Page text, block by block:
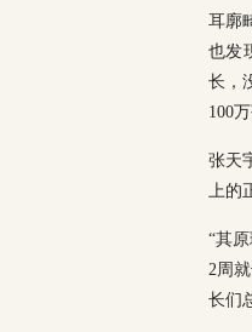
耳廓
也发
长，
100
张天
上的
“其
2周
长们